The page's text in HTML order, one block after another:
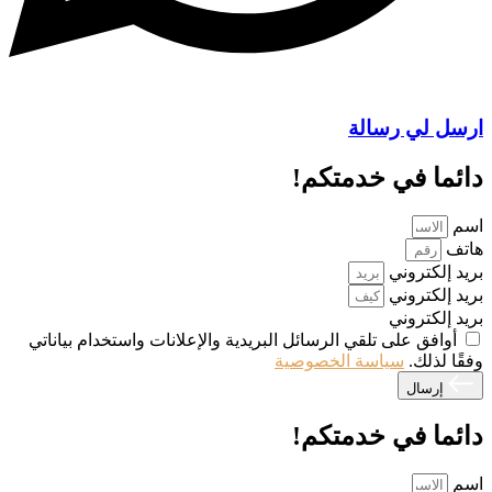
ارسل لي رسالة
دائما في خدمتكم!
اسم
هاتف
بريد إلكتروني
بريد إلكتروني
بريد إلكتروني
أوافق على تلقي الرسائل البريدية والإعلانات واستخدام بياناتي
وفقًا لذلك. سياسة الخصوصية
إرسال
دائما في خدمتكم!
اسم